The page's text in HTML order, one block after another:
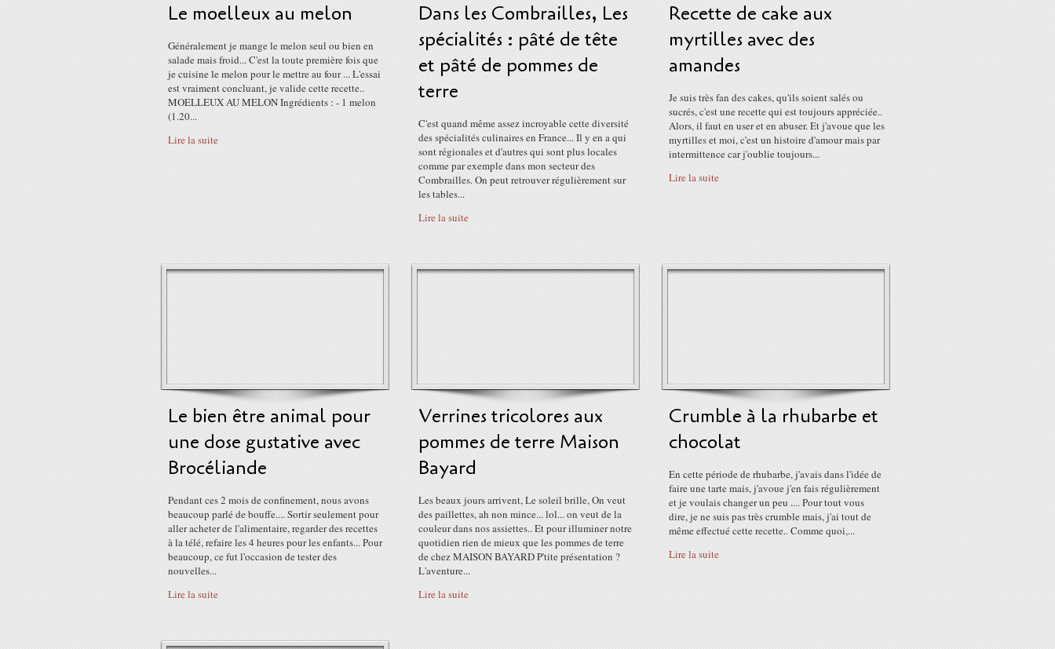
Le moelleux au melon
Généralement je mange le melon seul ou bien en
salade mais froid... C'est la toute première fois que
je cuisine le melon pour le mettre au four ... L'essai
est vraiment concluant, je valide cette recette..
MOELLEUX AU MELON Ingrédients : - 1 melon
(1.20...
Lire la suite
Dans les Combrailles, Les
spécialités : pâté de tête
et pâté de pommes de
terre
C'est quand même assez incroyable cette diversité
des spécialités culinaires en France... Il y en a qui
sont régionales et d'autres qui sont plus locales
comme par exemple dans mon secteur des
Combrailles. On peut retrouver régulièrement sur
les tables...
Lire la suite
Recette de cake aux
myrtilles avec des
amandes
Je suis très fan des cakes, qu'ils soient salés ou
sucrés, c'est une recette qui est toujours appréciée..
Alors, il faut en user et en abuser. Et j'avoue que les
myrtilles et moi, c'est un histoire d'amour mais par
intermittence car j'oublie toujours...
Lire la suite
Le bien être animal pour
une dose gustative avec
Brocéliande
Pendant ces 2 mois de confinement, nous avons
beaucoup parlé de bouffe.... Sortir seulement pour
aller acheter de l'alimentaire, regarder des recettes
à la télé, refaire les 4 heures pour les enfants... Pour
beaucoup, ce fut l'occasion de tester des
nouvelles...
Lire la suite
Verrines tricolores aux
pommes de terre Maison
Bayard
Les beaux jours arrivent, Le soleil brille, On veut
des paillettes, ah non mince... lol... on veut de la
couleur dans nos assiettes.. Et pour illuminer notre
quotidien rien de mieux que les pommes de terre
de chez MAISON BAYARD P'tite présentation ?
L'aventure...
Lire la suite
Crumble à la rhubarbe et
chocolat
En cette période de rhubarbe, j'avais dans l'idée de
faire une tarte mais, j'avoue j'en fais régulièrement
et je voulais changer un peu .... Pour tout vous
dire, je ne suis pas très crumble mais, j'ai tout de
même effectué cette recette.. Comme quoi,...
Lire la suite